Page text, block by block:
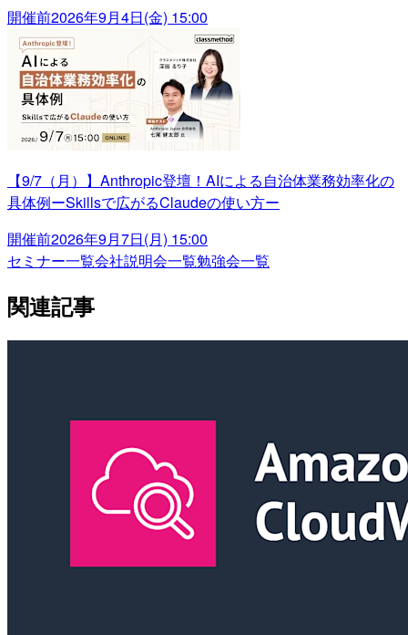
開催前2026年9月4日(金) 15:00
【9/7（月）】Anthropic登壇！AIによる自治体業務効率化の
具体例ーSkillsで広がるClaudeの使い方ー
開催前2026年9月7日(月) 15:00
セミナー一覧会社説明会一覧勉強会一覧
関連記事